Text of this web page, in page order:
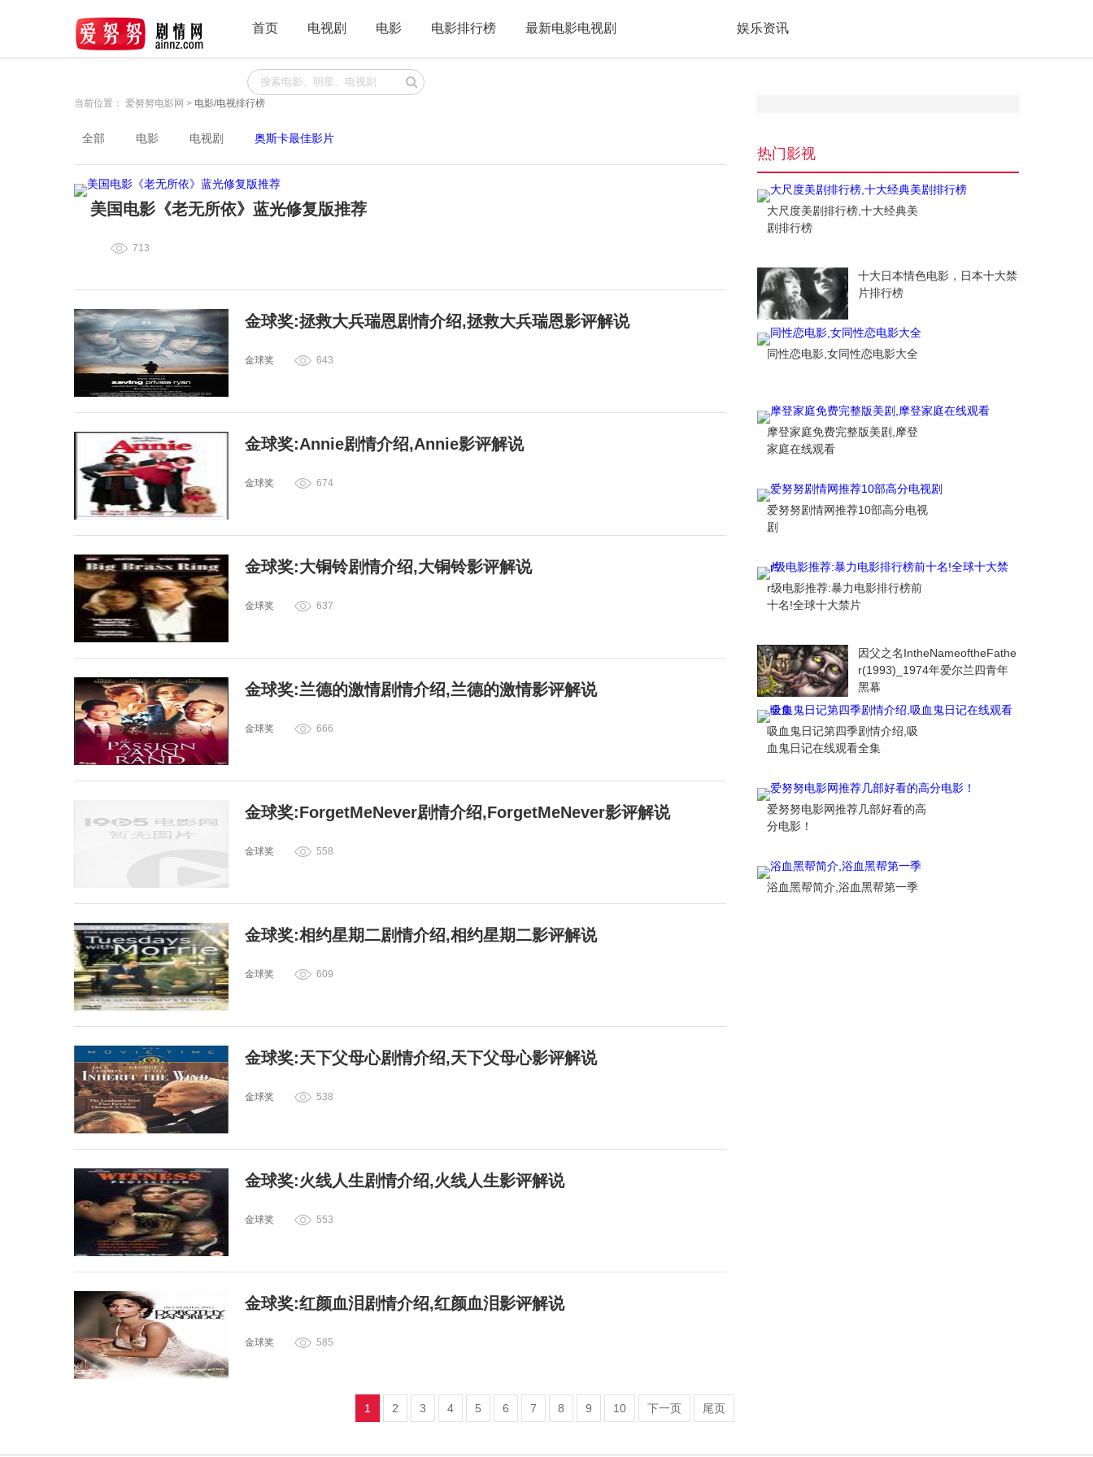
首页 电视剧 电影 电影排行榜 最新电影电视剧 娱乐资讯
当前位置： 爱努努电影网 > 电影/电视排行榜
全部 电影 电视剧 奥斯卡最佳影片
美国电影《老无所依》蓝光修复版推荐
713
金球奖:拯救大兵瑞恩剧情介绍,拯救大兵瑞恩影评解说
金球奖 643
金球奖:Annie剧情介绍,Annie影评解说
金球奖 674
金球奖:大铜铃剧情介绍,大铜铃影评解说
金球奖 637
金球奖:兰德的激情剧情介绍,兰德的激情影评解说
金球奖 666
金球奖:ForgetMeNever剧情介绍,ForgetMeNever影评解说
金球奖 558
金球奖:相约星期二剧情介绍,相约星期二影评解说
金球奖 609
金球奖:天下父母心剧情介绍,天下父母心影评解说
金球奖 538
金球奖:火线人生剧情介绍,火线人生影评解说
金球奖 553
金球奖:红颜血泪剧情介绍,红颜血泪影评解说
金球奖 585
1 2 3 4 5 6 7 8 9 10 下一页 尾页
热门影视
大尺度美剧排行榜,十大经典美
剧排行榜
十大日本情色电影，日本十大禁
片排行榜
同性恋电影,女同性恋电影大全
摩登家庭免费完整版美剧,摩登
家庭在线观看
爱努努剧情网推荐10部高分电视
剧
r级电影推荐:暴力电影排行榜前
十名!全球十大禁片
因父之名IntheNameoftheFathe
r(1993)_1974年爱尔兰四青年
黑幕
吸血鬼日记第四季剧情介绍,吸
血鬼日记在线观看全集
爱努努电影网推荐几部好看的高
分电影！
浴血黑帮简介,浴血黑帮第一季